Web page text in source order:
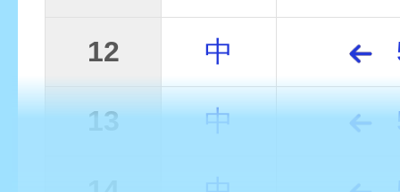
12 中
13 中